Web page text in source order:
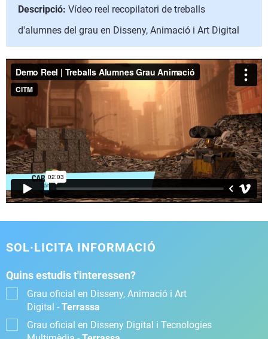
Descripció: Vídeo reel recopilatori de treballs
d'alumnes del grau en Disseny, Animació i Art Digital
SOL·LICITA INFORMACIÓ
Quins estudis t'interessen?
Grau oficial en Disseny, Animació i Art
Digital - Terrassa
Grau oficial en Disseny Digital i Tecnologies